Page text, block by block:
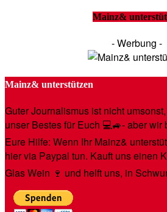
Mainz&
- Werbung -
Mainz& unterstützen
Guter Journalismus ist nicht
unser Bestes für Euch 💻🚙- aber wir
Eure Hilfe: Wenn Ihr Mainz&
hier via Paypal tun. Kauft uns einen
Glas Wein 🍷 und helft uns, in